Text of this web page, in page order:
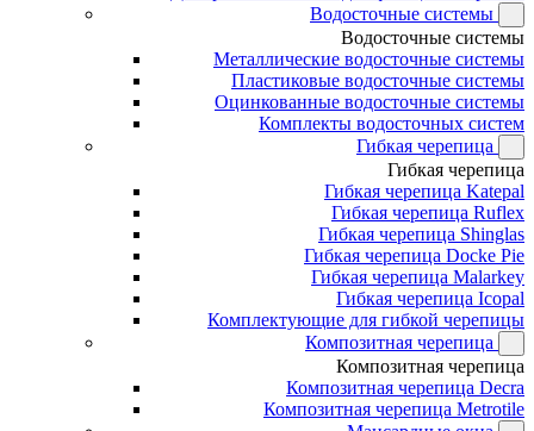
Водосточные системы
Водосточные системы
Металлические водосточные системы
Пластиковые водосточные системы
Оцинкованные водосточные системы
Комплекты водосточных систем
Гибкая черепица
Гибкая черепица
Гибкая черепица Katepal
Гибкая черепица Ruflex
Гибкая черепица Shinglas
Гибкая черепица Docke Pie
Гибкая черепица Malarkey
Гибкая черепица Icopal
Комплектующие для гибкой черепицы
Композитная черепица
Композитная черепица
Композитная черепица Decra
Композитная черепица Metrotile